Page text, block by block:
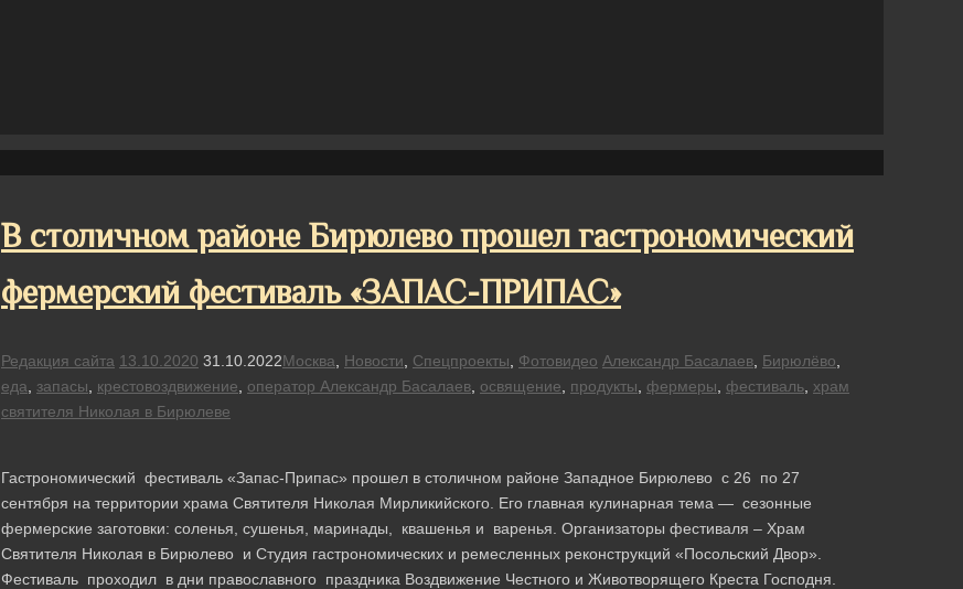
В столичном районе Бирюлево прошел гастрономический
фермерский фестиваль «ЗАПАС-ПРИПАС»
Редакция сайта 13.10.2020 31.10.2022Москва Новости Спецпроекты Фотовидео Александр Басалаев Бирюлёво
еда
запасы крестовоздвижение оператор Александр Басалаев освящение продукты фермеры фестиваль храм
святителя Николая в Бирюлеве
Гастрономический фестиваль «Запас-Припас» прошел в столичном районе Западное Бирюлево с 26 по 27
сентября на территории храма Святителя Николая Мирликийского. Его главная кулинарная тема — сезонные
фермерские заготовки: соленья, сушенья, маринады, квашенья и варенья. Организаторы фестиваля – Храм
Святителя Николая в Бирюлево и Студия гастрономических и ремесленных реконструкций «Посольский Двор».
Фестиваль проходил в дни православного праздника Воздвижение Честного и Животворящего Креста Господня.